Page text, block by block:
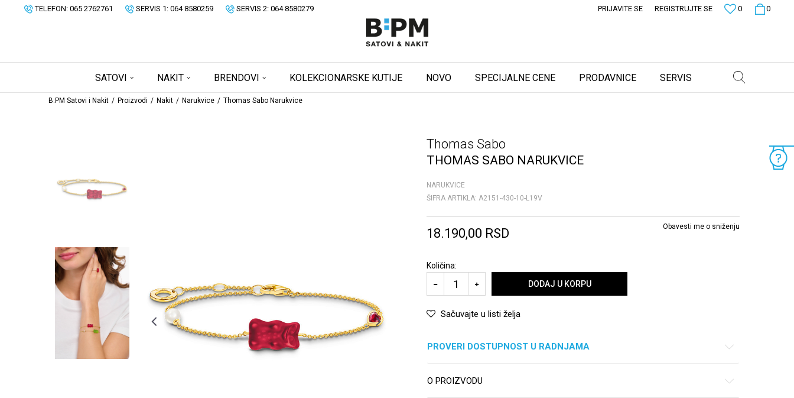
TELEFON: 065 2762761 SERVIS 1: 064 8580259 SERVIS 2: 064 8580279 0
0
PRIJAVITE SE REGISTRUJTE SE
SATOVI NAKIT BRENDOVI KOLEKCIONARSKE KUTIJE NOVO SPECIJALNE CENE PRODAVNICE SERVIS
B:PM Satovi i Nakit Proizvodi Nakit Narukvice Thomas Sabo Narukvice
Thomas Sabo
THOMAS SABO NARUKVICE
NARUKVICE
ŠIFRA ARTIKLA: A2151-430-10-L19V
18.190,00 RSD Obavesti me o sniženju
Količina:
DODAJ U KORPU
Sačuvajte u listi želja
PROVERI DOSTUPNOST U RADNJAMA
O PROIZVODU